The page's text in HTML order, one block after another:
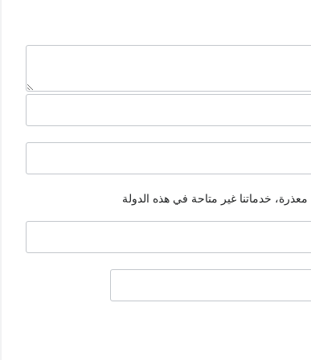
معذرة، خدماتنا غير متاحة في هذه الدولة